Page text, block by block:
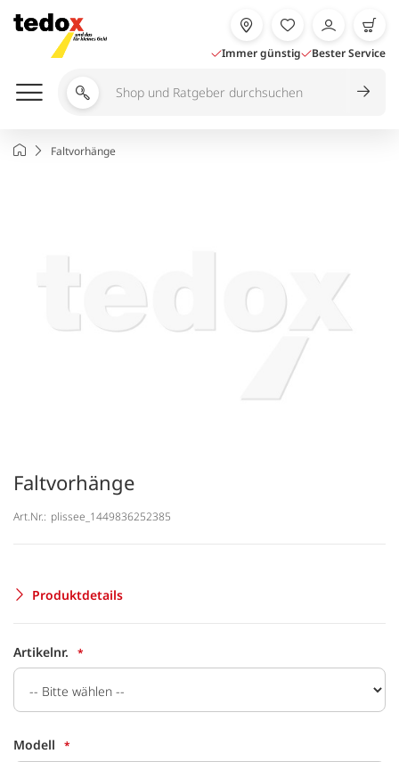
Inhalt
springen
Immer günstig Bester Service
Shop
durchsuchen
StartseiteFaltvorhänge
Faltvorhänge
Art.Nr.: plissee_1449836252385
Produktdetails
Artikelnr.
Modell